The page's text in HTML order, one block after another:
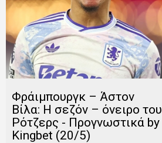
Φράιμπουργκ – Άστον
Βίλα: Η σεζόν – όνειρο του
Ρότζερς - Προγνωστικά by
Kingbet (20/5)